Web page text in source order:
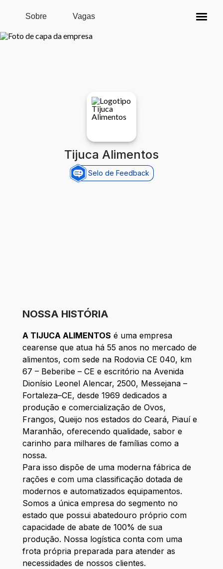
Pular para o conteúdo principal
Sobre Vagas
Tijuca Alimentos
Selo de Feedback
NOSSA HISTÓRIA
A TIJUCA ALIMENTOS é uma empresa
cearense que atua há 55 anos no mercado de
alimentos, com sede na Rodovia CE 040, km
67 – Beberibe – CE e escritório na Avenida
Dionísio Leonel Alencar, 2500, Messejana –
Fortaleza–CE, desde 1969 dedicados a
produção e comercialização de Ovos,
Frangos, Queijo nos estados do Ceará, Piauí e
Maranhão, oferecendo qualidade, sabor e
carinho para milhares de famílias como a
nossa.
Para isso dispõe de uma moderna fábrica de
rações e com uma classificação dotada de
modernos e automatizados equipamentos.
Somos a única empresa do segmento no
estado que possui abatedouro próprio com
capacidade de abate de 100% de sua
produção. Nossa logística conta com uma
frota própria preparada para atender as
necessidades de nossos clientes.